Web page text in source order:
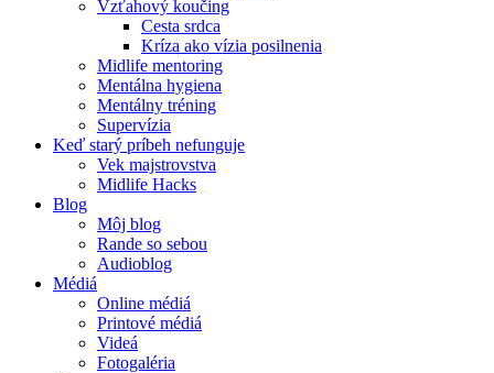
Vzťahový koučing
Cesta srdca
Kríza ako vízia posilnenia
Midlife mentoring
Mentálna hygiena
Mentálny tréning
Supervízia
Keď starý príbeh nefunguje
Vek majstrovstva
Midlife Hacks
Blog
Môj blog
Rande so sebou
Audioblog
Médiá
Online médiá
Printové médiá
Videá
Fotogaléria